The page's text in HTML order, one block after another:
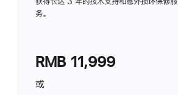
务。
RMB 11,999
或